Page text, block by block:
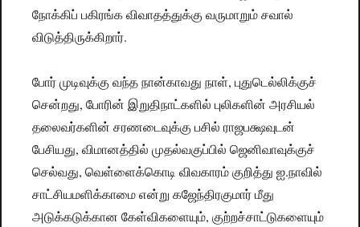
நோக்கிப் பகிரங்க விவாதத்துக்கு வருமாறும் சவால்
விடுத்திருக்கிறார்.
போர் முடிவுக்கு வந்த நான்காவது நாள், புதுடெல்லிக்குச்
சென்றது, போரின் இறுதிநாட்களில் புலிகளின் அரசியல்
தலைவர்களின் சரணடைவுக்கு பசில் ராஜபக்ஷவுடன்
பேசியது, விமானத்தில் முதல்வகுப்பில் ஜெனிவாவுக்குச்
செல்வது, வெள்ளைக்கொடி விவகாரம் குறித்து ஐ.நாவில்
சாட்சியமளிக்காமை என்று கஜேந்திரகுமார் மீது
அடுக்கடுக்கான கேள்விகளையும், குற்றச்சாட்டுகளையும்